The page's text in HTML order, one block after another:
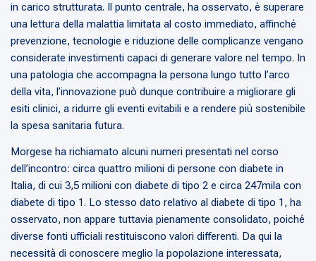
in carico strutturata. Il punto centrale, ha osservato, è superare
una lettura della malattia limitata al costo immediato, affinché
prevenzione, tecnologie e riduzione delle complicanze vengano
considerate investimenti capaci di generare valore nel tempo. In
una patologia che accompagna la persona lungo tutto l’arco
della vita, l’innovazione può dunque contribuire a migliorare gli
esiti clinici, a ridurre gli eventi evitabili e a rendere più sostenibile
la spesa sanitaria futura.
Morgese ha richiamato alcuni numeri presentati nel corso
dell’incontro: circa quattro milioni di persone con diabete in
Italia, di cui 3,5 milioni con diabete di tipo 2 e circa 247mila con
diabete di tipo 1. Lo stesso dato relativo al diabete di tipo 1, ha
osservato, non appare tuttavia pienamente consolidato, poiché
diverse fonti ufficiali restituiscono valori differenti. Da qui la
necessità di conoscere meglio la popolazione interessata,